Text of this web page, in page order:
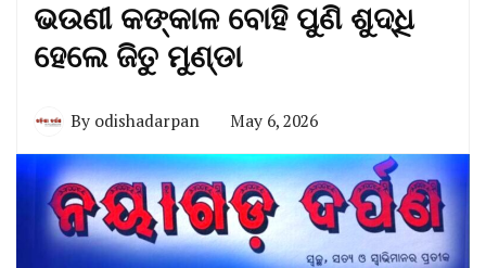
ଭଉଣୀ କଙ୍କାଳ ବୋହି ପୁଣି ଶୁଦ୍ଧି
ହେଲେ ଜିତୁ ମୁଣ୍ଡା
By odishadarpan May 6, 2026